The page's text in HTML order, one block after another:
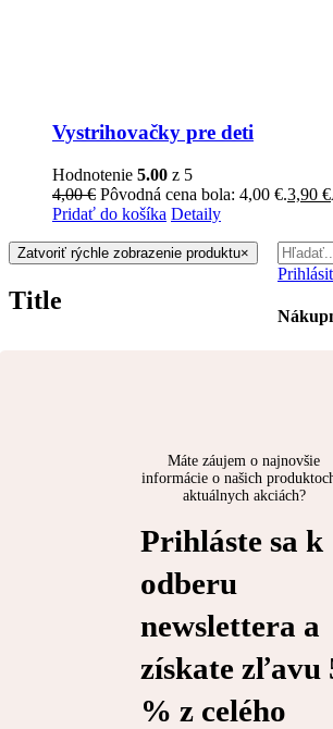
Vystrihovačky pre deti
Hodnotenie 5.00 z 5
4,00€ Pôvodná cena bola: 4,00 €.3,90 €
Pridať do košíka Detaily
Zatvoriť rýchle zobrazenie produktu×
Title
Máte záujem o najnovšie
informácie o našich
aktuálnych akciách?
Prihláste sa k
odberu
newslettera a
získate zľavu
% z celého